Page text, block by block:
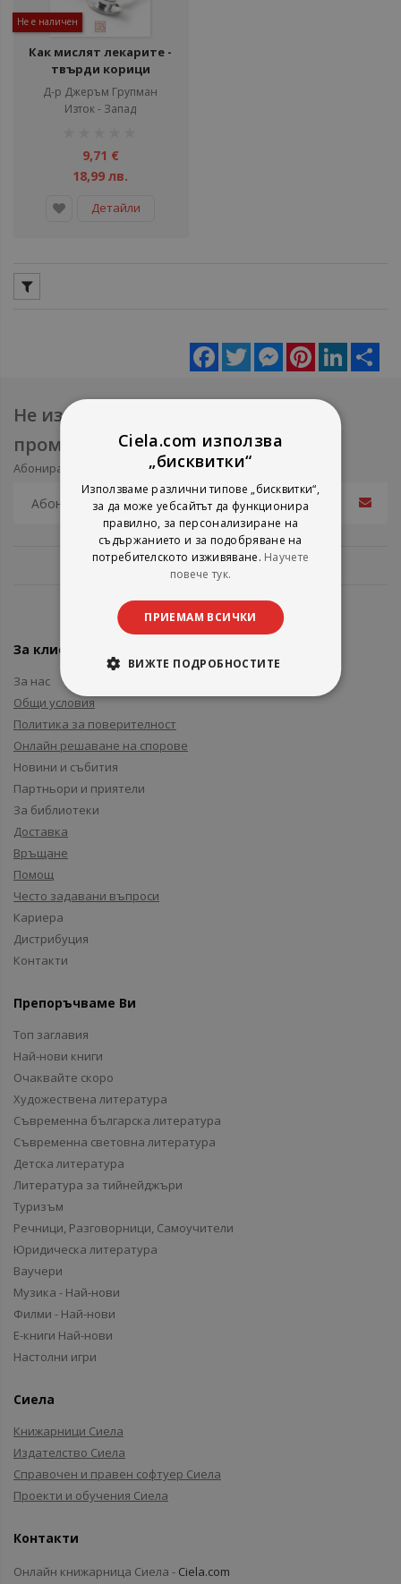
Не е наличен
Как мислят лекарите -
твърди корици
Д-р Джеръм Групман
Изток - Запад
9,71 €
18,99 лв.
Детайли
Facebook
Twitter MessengerPinterestLinkedIn
Не изпускайте нови продукти и
промоции
Абонирайте се за нашия e-mail бюлетин
За клиенти
За нас
Общи условия
Политика за поверителност
Онлайн решаване на спорове
Новини и събития
Партньори и приятели
За библиотеки
Доставка
Връщане
Помощ
Често задавани въпроси
Кариера
Дистрибуция
Контакти
Препоръчваме Ви
Топ заглавия
Най-нови книги
Очаквайте скоро
Художествена литература
Съвременна българска литература
Съвременна световна литература
Детска литература
Литература за тийнейджъри
Туризъм
Речници, Разговорници, Самоучители
Юридическа литература
Ваучери
Музика - Най-нови
Филми - Най-нови
Е-книги Най-нови
Настолни игри
Сиела
Книжарници Сиела
Издателство Сиела
Справочен и правен софтуер Сиела
Проекти и обучения Сиела
Контакти
Онлайн книжарница Сиела - Ciela.com
Ciela.com използва
„бисквитки“
Използваме различни типове „бисквитки“,
за да може уебсайтът да функционира
правилно, за персонализиране на
съдържанието и за подобряване на
потребителското изживяване. Научете
повече тук.
ПРИЕМАМ ВСИЧКИ
ВИЖТЕ ПОДРОБНОСТИТЕ